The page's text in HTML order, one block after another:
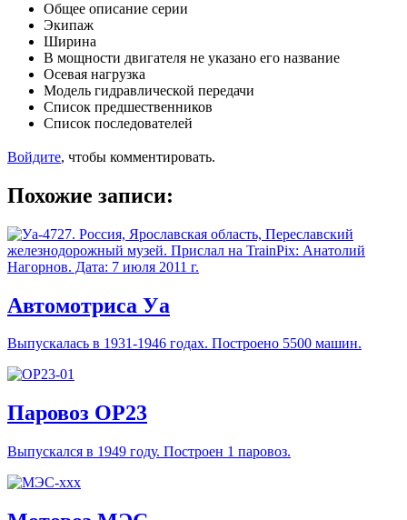
Общее описание серии
Экипаж
Ширина
В мощности двигателя не указано его название
Осевая нагрузка
Модель гидравлической передачи
Список предшественников
Список последователей
Войдите, чтобы комментировать.
Похожие записи:
Автомотриса Уа
Выпускалась в 1931-1946 годах. Построено 5500 машин.
Паровоз ОР23
Выпускался в 1949 году. Построен 1 паровоз.